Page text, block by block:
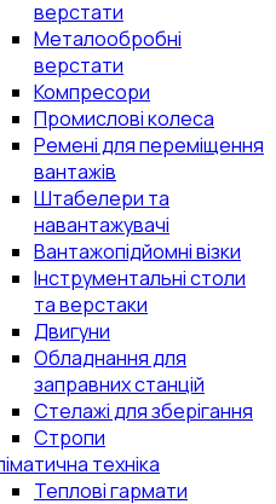
верстати
Металообробні
верстати
Компресори
Промислові колеса
Ремені для переміщення
вантажів
Штабелери та
навантажувачі
Вантажопідйомні візки
Інструментальні столи
та верстаки
Двигуни
Обладнання для
заправних станцій
Стелажі для зберігання
Стропи
техніка
Теплові гармати